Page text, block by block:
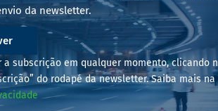
da newsletter.
a subscrição em qualquer momento, clicando
do rodapé da newsletter. Saiba mais na